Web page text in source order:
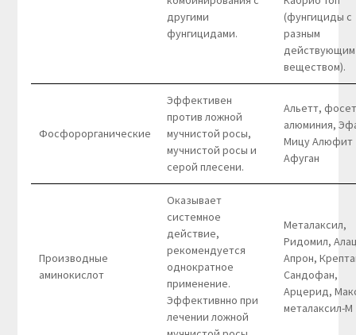
другими
фунгицидами.
(фунгициды с
разным
действующим
веществом).
Фосфорорганические
Эффективен
против ложной
мучнистой росы,
мучнистой росы и
серой плесени.
Альетт,
алюминия,
Мицу Алюфит
Афуган
Производные
аминокислот
Оказывает
системное
действие,
рекомендуется
однократное
применение.
Эффективнно при
лечении ложной
Металаксил,
Ридомил,
Апрон,
Сандофан,
Арцерид,
металаксил-М